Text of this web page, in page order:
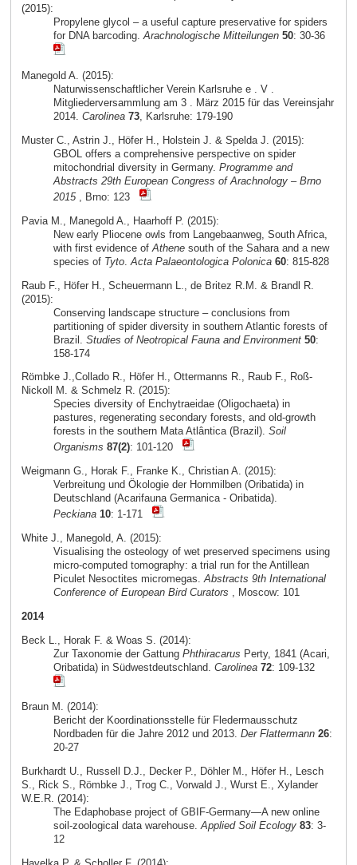
(2015):
Propylene glycol – a useful capture preservative for spiders
for DNA barcoding.Arachnologische Mitteilungen 50: 30-36
Manegold A. (2015):
Naturwissenschaftlicher Verein Karlsruhe e . V .
Mitgliederversammlung am 3 . März 2015 für das Vereinsjahr
2014. Carolinea 73, Karlsruhe: 179-190
Muster C., Astrin J., Höfer H., Holstein J. & Spelda J. (2015):
GBOL offers a comprehensive perspective on spider
mitochondrial diversity in Germany. Programme and
Abstracts 29th European Congress of Arachnology – Brno
2015, Brno: 123
Pavia M., Manegold A., Haarhoff P. (2015):
New early Pliocene owls from Langebaanweg, South Africa,
with first evidence of Athenesouth of the Sahara and a new
species of Tyto. Acta Palaeontologica Polonica 60: 815-828
Raub F., Höfer H., Scheuermann L., de Britez R.M. & Brandl R.
(2015):
Conserving landscape structure – conclusions from
partitioning of spider diversity in southern Atlantic forests of
Brazil. Studies of Neotropical Fauna and Environment 50:
158-174
Römbke J.,Collado R., Höfer H., Ottermanns R., Raub F., Roß-
Nickoll M. & Schmelz R. (2015):
Species diversity of Enchytraeidae (Oligochaeta) in
pastures, regenerating secondary forests, and old-growth
forests in the southern Mata Atlântica (Brazil). Soil
Organisms 87(2): 101-120
Weigmann G., Horak F., Franke K., Christian A. (2015):
Verbreitung und Ökologie der Hornmilben (Oribatida) in
Deutschland (Acarifauna Germanica - Oribatida).
Peckiana 10: 1-171
White J., Manegold, A. (2015):
Visualising the osteology of wet preserved specimens using
micro-computed tomography: a trial run for the Antillean
Piculet Nesoctites micromegas.Abstracts 9th International
Conference of European Bird Curators , Moscow: 101
2014
Beck L., Horak F. & Woas S. (2014):
Zur Taxonomie der Gattung Phthiracarus Perty, 1841 (Acari,
Oribatida) in Südwestdeutschland. Carolinea 72: 109-132
Braun M. (2014):
Bericht der Koordinationsstelle für Fledermausschutz
Nordbaden für die Jahre 2012 und 2013. Der Flattermann 26:
20-27
Burkhardt U., Russell D.J., Decker P., Döhler M., Höfer H., Lesch
S., Rick S., Römbke J., Trog C., Vorwald J., Wurst E., Xylander
W.E.R. (2014):
The Edaphobase project of GBIF-Germany—A new online
soil-zoological data warehouse.Applied Soil Ecology 83: 3-
12